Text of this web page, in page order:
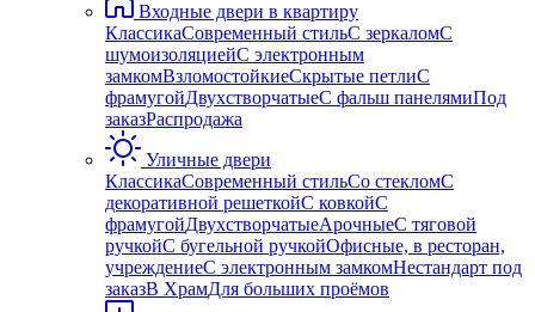
Входные двери в квартиру
КлассикаСовременный стильС зеркаломС
шумоизоляциейС электронным
замкомВзломостойкиеСкрытые петлиС
фрамугойДвухстворчатыеС фальш панелямиПод
заказРаспродажа
Уличные двери
КлассикаСовременный стильСо стекломС
декоративной решеткойС ковкойС
фрамугойДвухстворчатыеАрочныеС тяговой
ручкойС бугельной ручкойОфисные, в ресторан,
учреждениеС электронным замкомНестандарт под
заказВ ХрамДля больших проёмов